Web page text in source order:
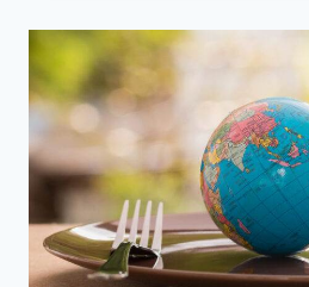
GOÛT
RÉSERVÉ
AUX
SCOLAIRES